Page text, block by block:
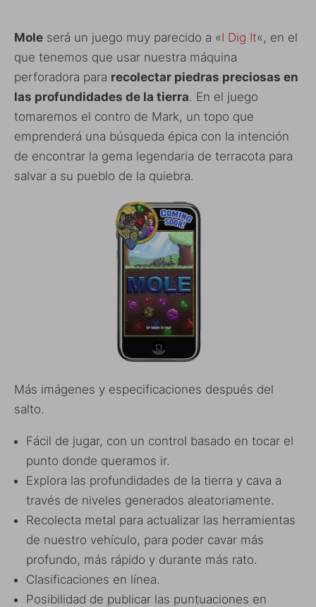
Mole será un juego muy parecido a «I Dig It«, en el
que tenemos que usar nuestra máquina
perforadora para recolectar piedras preciosas en
las profundidades de la tierra. En el juego
tomaremos el contro de Mark, un topo que
emprenderá una búsqueda épica con la intención
de encontrar la gema legendaria de terracota para
salvar a su pueblo de la quiebra.
Más imágenes y especificaciones después del
salto.
Fácil de jugar, con un control basado en tocar el
punto donde queramos ir.
Explora las profundidades de la tierra y cava a
través de niveles generados aleatoriamente.
Recolecta metal para actualizar las herramientas
de nuestro vehículo, para poder cavar más
profundo, más rápido y durante más rato.
Clasificaciones en línea.
Posibilidad de publicar las puntuaciones en